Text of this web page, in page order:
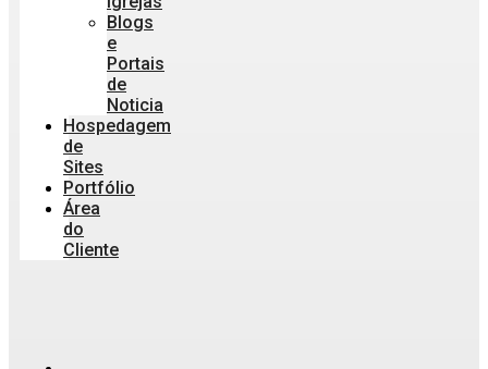
Blogs
e
Portais
de
Noticia
Hospedagem
de
Sites
Portfólio
Área
do
Cliente